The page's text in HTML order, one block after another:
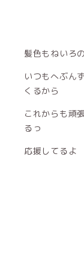
髪色もねいろ
いつもへぶん
くるから
これからも頑
るっ
応援してるよ